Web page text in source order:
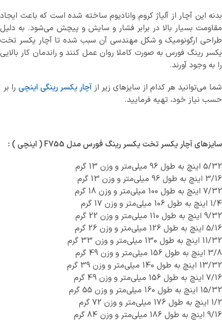
بدنه این آچار از آلیاژ کروم وانادیوم ساخته شده است که باعث ایجاد
مقاومت بسیار بالا در برابر فشار و سایش و پیچش می‌شود. به دلیل
طراحی ارگونومیک و شکل مهندسی آن سبب شده تا آچار یکسر تخت
یکسر رینگ فورس به صورت کاملا روان عمل کنند و راندمان کار بالایی
را به وجود آورند.
شما می‌توانید هر کدام از سایزهای زیر از آچار یکسر رینگی اینچی را بر
حسب نیاز خود، تهیه فرمایید.
سایزهای آچار یکسر تخت یکسر رینگ فورس مدل F755 ( اینچی ) :
5/32 اینچ به طول 96 میلی‌متر و وزن 13 گرم
3/16 اینچ به طول 96 میلی‌متر و وزن 13 گرم
7/32 اینچ به طول 100 میلی‌متر و وزن 18 گرم
1/4 اینچ به طول 106 میلی‌متر و وزن 17 گرم
9/32 اینچ به طول 110 میلی‌متر و وزن 22 گرم
5/16 اینچ به طول 126 میلی‌متر و وزن 26 گرم
11/32 اینچ به طول 130 میلی‌متر و وزن 33 گرم
3/8 اینچ به طول 156 میلی‌متر و وزن 49 گرم
13/32 اینچ به طول 140 میلی‌متر و وزن 39 گرم
7/16 اینچ به طول 156 میلی‌متر و وزن 49 گرم
15/32 اینچ به طول 160 میلی‌متر و وزن 55 گرم
1/2 اینچ به طول 176 میلی‌متر و وزن 72 گرم
9/16 اینچ به طول 186 میلی‌متر و وزن 84 گرم